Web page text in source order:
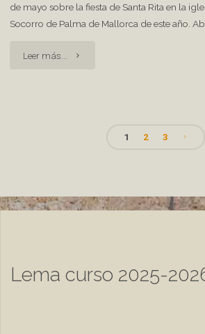
de mayo sobre la fiesta de Santa Rita en la
Socorro de Palma de Mallorca de este año.
Leer más... "Fiesta
de
1 2 3
Lema curso 2025-